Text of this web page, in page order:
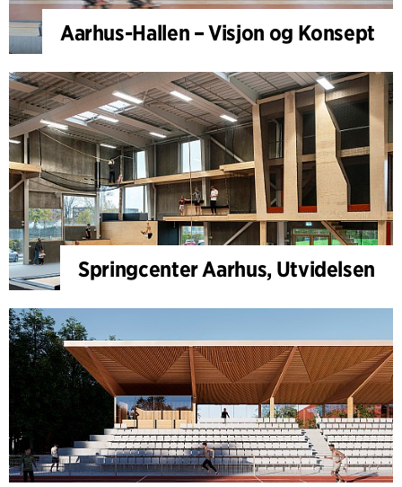
Aarhus-Hallen – Visjon og Konsept
Springcenter Aarhus, Utvidelsen